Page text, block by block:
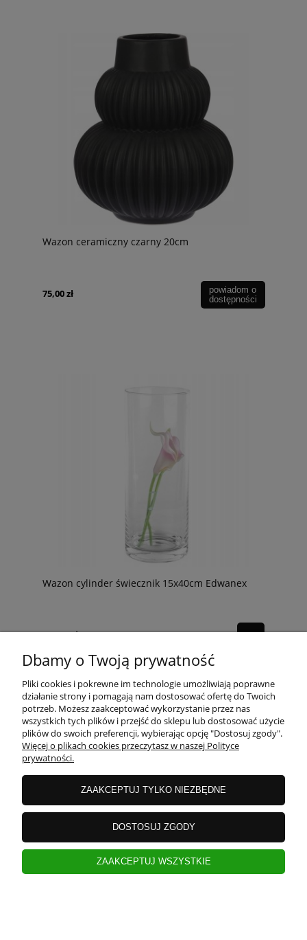
Wazon ceramiczny czarny 20cm
75,00 zł
powiadom o
dostępności
Wazon cylinder świecznik 15x40cm Edwanex
130,00 zł
Dbamy o Twoją prywatność
Pliki cookies i pokrewne im technologie umożliwiają poprawne
działanie strony i pomagają nam dostosować ofertę do Twoich
potrzeb. Możesz zaakceptować wykorzystanie przez nas
wszystkich tych plików i przejść do sklepu lub dostosować użycie
plików do swoich preferencji, wybierając opcję "Dostosuj zgody".
Więcej o plikach cookies przeczytasz w naszej Polityce
prywatności.
ZAAKCEPTUJ TYLKO NIEZBĘDNE
DOSTOSUJ ZGODY
ZAAKCEPTUJ WSZYSTKIE